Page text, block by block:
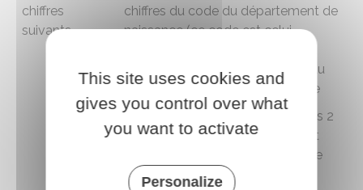
chiffres
suivants
chiffres du code du département de
naissance (ce code est celui
naissance), suivis des 3 chiffres du
code commune officiel de l'
Insee
Si vous êtes
: les 2
chiffres du code du département
sont remplacés par 99 et le code
commune par un code Insee du
This site uses cookies and
gives you control over what
you want to activate
Personalize